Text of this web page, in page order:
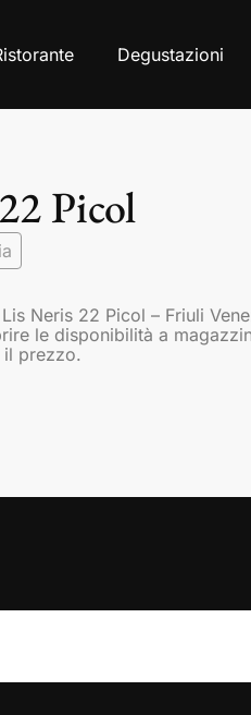
Degustazioni
Picol
Neris 22 Picol – Friuli
le disponibilità a
prezzo.